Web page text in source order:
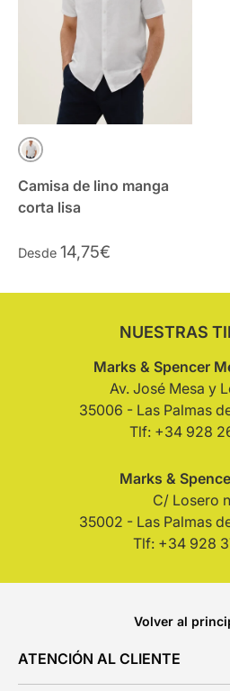
BLANCO
Camisa de lino manga
corta lisa
Desde 14,75€
NUESTRAS
Marks & Spencer
Av. José Mesa y
35006 - Las Palmas
Tlf: +34 928
Marks &
C/ Losero
35002 - Las Palmas
Tlf: +34 928
Volver al
ATENCIÓN AL CLIENTE